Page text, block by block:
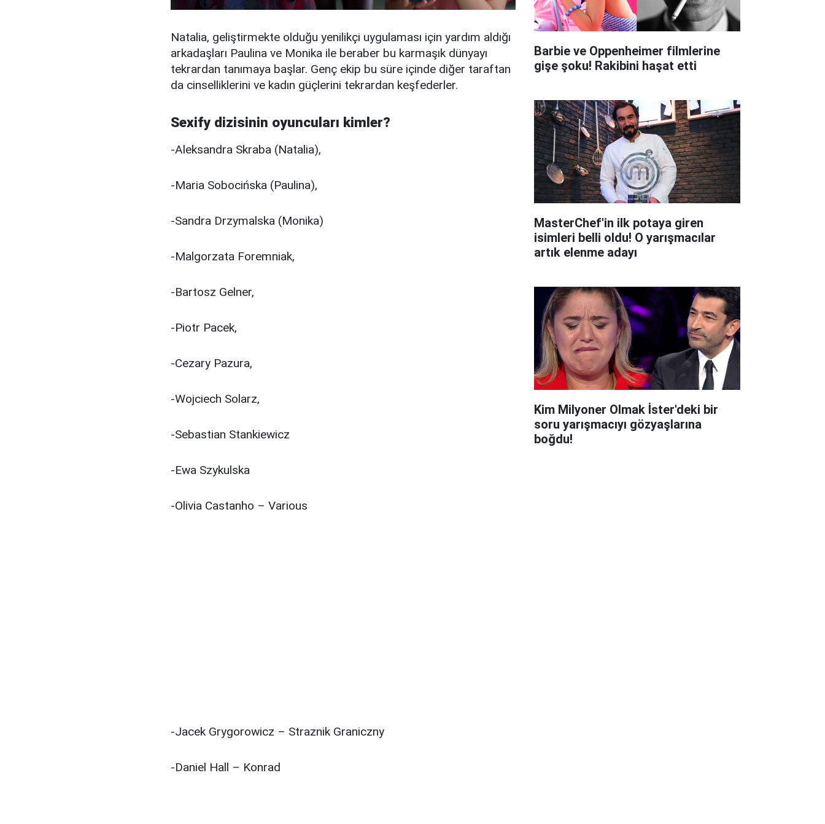
Natalia, geliştirmekte olduğu yenilikçi uygulaması için yardım aldığı
arkadaşları Paulina ve Monika ile beraber bu karmaşık dünyayı
tekrardan tanımaya başlar. Genç ekip bu süre içinde diğer taraftan
da cinselliklerini ve kadın güçlerini tekrardan keşfederler.
Sexify dizisinin oyuncuları kimler?
-Aleksandra Skraba (Natalia),
-Maria Sobocińska (Paulina),
-Sandra Drzymalska (Monika)
-Malgorzata Foremniak,
-Bartosz Gelner,
-Piotr Pacek,
-Cezary Pazura,
-Wojciech Solarz,
-Sebastian Stankiewicz
-Ewa Szykulska
-Olivia Castanho – Various
-Jacek Grygorowicz – Straznik Graniczny
-Daniel Hall – Konrad
Barbie ve Oppenheimer filmlerine
gişe şoku! Rakibini haşat etti
MasterChef'in ilk potaya giren
isimleri belli oldu! O yarışmacılar
artık elenme adayı
Kim Milyoner Olmak İster'deki bir
soru yarışmacıyı gözyaşlarına
boğdu!